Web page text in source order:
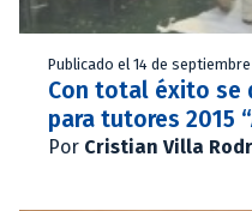
Publicado el 14 de septiembre
Con total éxito se
para tutores 2015
Por Cristian Villa